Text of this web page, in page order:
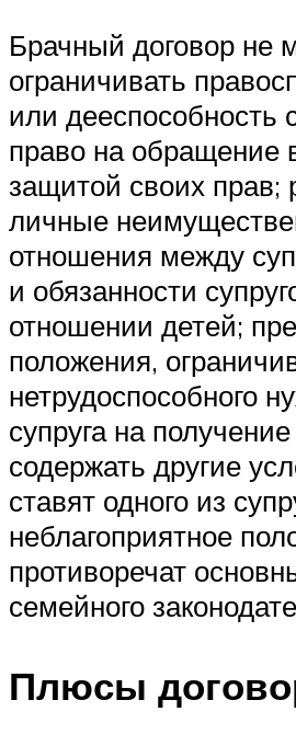
Брачный договор не
ограничивать
или дееспособность
право на обращение
защитой своих прав;
личные
отношения между
и обязанности
отношении детей;
положения,
нетрудоспособного
супруга на
содержать другие
ставят одного из
неблагоприятное
противоречат
семейного
Плюсы